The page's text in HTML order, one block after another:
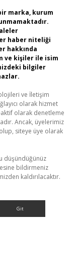
marka, kurum
haber niteliği
hakkında
ve kişiler ile isim
bilgiler
ve İletişim
olarak hizmet
olarak denetleme
Ancak, üyelerimiz
siteye üye olarak
düşündüğünüz
bildirmeniz
kaldırılacaktır.